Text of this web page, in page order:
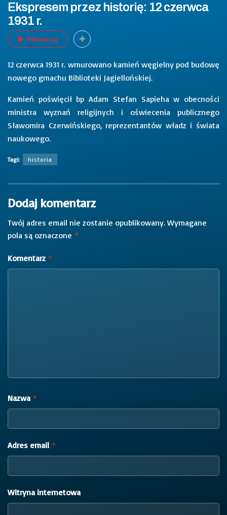
Ekspresem przez historię: 12 czerwca
1931 r.
Odtwarzaj
12 czerwca 1931 r. wmurowano kamień węgielny pod budowę
nowego gmachu Biblioteki Jagiellońskiej.
Kamień poświęcił bp Adam Stefan Sapieha w obecności
ministra wyznań religijnych i oświecenia publicznego
Sławomira Czerwińskiego, reprezentantów władz i świata
naukowego.
Tagi: historia
Dodaj komentarz
Twój adres email nie zostanie opublikowany. Wymagane
pola są oznaczone *
Komentarz *
Nazwa *
Adres email *
Witryna internetowa